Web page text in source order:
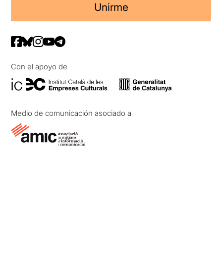
Unirme
Con el apoyo de
Medio de comunicación asociado a